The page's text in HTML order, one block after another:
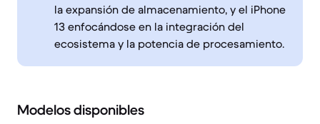
la expansión de almacenamiento, y el iPhone
13 enfocándose en la integración del
ecosistema y la potencia de procesamiento.
Modelos disponibles